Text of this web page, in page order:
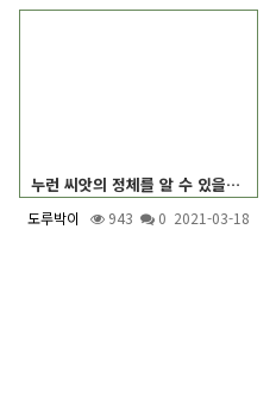
누런 씨앗의 정체를 알 수 있을까요?
도루박이 943 0 2021-03-18